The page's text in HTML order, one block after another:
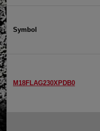
Symbol
M18FLAG230XPDB0